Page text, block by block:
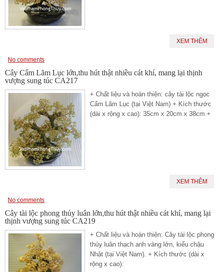
XEM THÊM
No comments
Cây Cẩm Lãm Lục lớn,thu hút thật nhiều cát khí, mang lại thịnh
vượng sung túc CA217
+ Chất liệu và hoàn thiện: cây tài lộc ngọc
Cẩm Lãm Lục (tại Việt Nam) + Kích thước
(dài x rộng x cao): 35cm x 20cm x 38cm +
XEM THÊM
No comments
Cây tài lộc phong thủy luân lớn,thu hút thật nhiều cát khí, mang lại
thịnh vượng sung túc CA219
+ Chất liệu và hoàn thiện: Cây tài lộc phong
thủy luân thạch anh vàng lớn, kiểu chậu
Nhật (tại Việt Nam). + Kích thước (dài x
rộng x cao):